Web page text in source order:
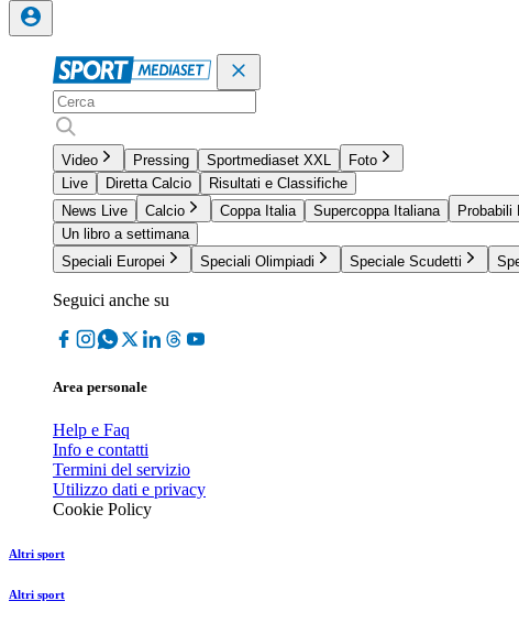
Video Pressing Sportmediaset XXL
Foto
Live
Diretta Calcio
Risultati e Classifiche
News Live
Calcio Coppa Italia Supercoppa Italiana Probabili
Un libro a settimana
Speciali Europei
Speciali Olimpiadi Speciale Scudetti
Seguici anche su
Area personale
Help e Faq
Info e contatti
Termini del servizio
Utilizzo dati e privacy
Cookie Policy
Altri sport
Altri sport